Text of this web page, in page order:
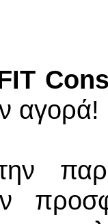
αγορά!